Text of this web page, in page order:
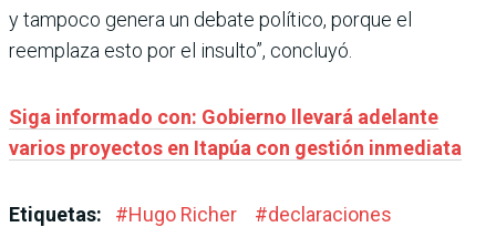
y tampoco genera un debate político, porque el
reemplaza esto por el insulto”, concluyó.
Siga informado con: Gobierno llevará adelante
varios proyectos en Itapúa con gestión inmediata
Etiquetas: #Hugo Richer #declaraciones